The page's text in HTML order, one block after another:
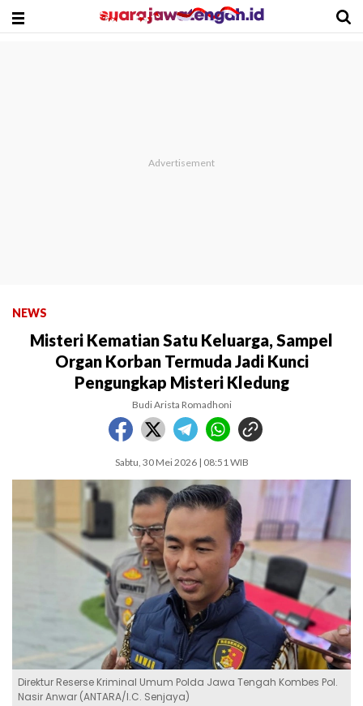
NEWS
Misteri Kematian Satu Keluarga, Sampel
Organ Korban Termuda Jadi Kunci
Pengungkap Misteri Kledung
Budi Arista Romadhoni
Sabtu, 30 Mei 2026 | 08:51 WIB
Direktur Reserse Kriminal Umum Polda Jawa Tengah Kombes Pol.
Nasir Anwar (ANTARA/I.C. Senjaya)